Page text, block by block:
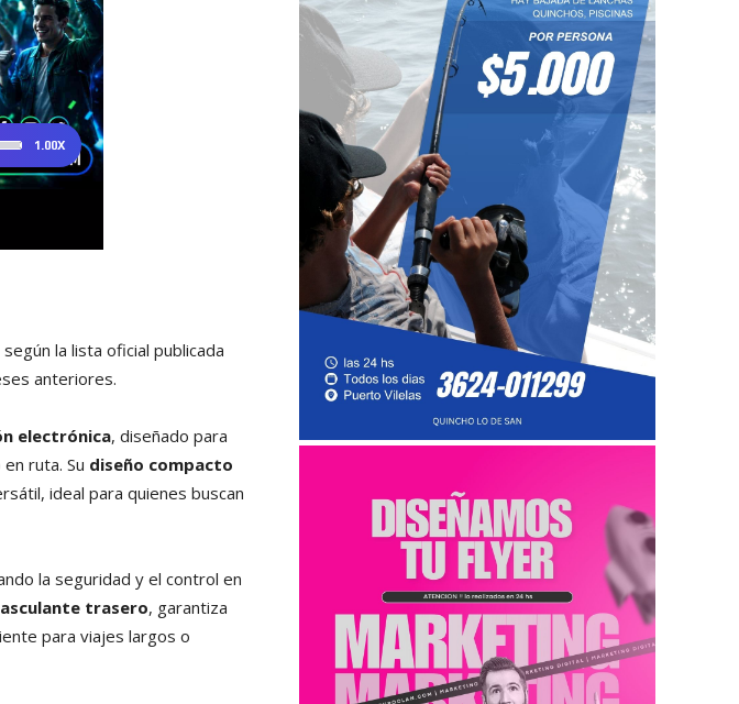
según la lista oficial publicada
anteriores.
electrónica, diseñado para
ruta. Su diseño compacto
ideal para quienes buscan
la seguridad y el control en
trasero, garantiza
para viajes largos o